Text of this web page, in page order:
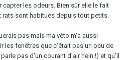
les odeurs. Bien sûr elle le fait
sont habitués depuis tout petits.
pas mais ma véto m'a aussi
les fenêtres que c'était pas un peu de
pas d'un courant d'air hein !) et qu'il